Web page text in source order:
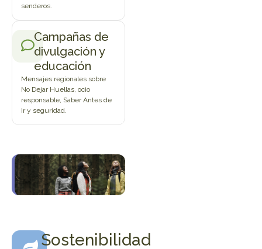
senderos.
Campañas de
divulgación y
educación
Mensajes regionales sobre
No Dejar Huellas, ocio
responsable, Saber Antes de
Ir y seguridad.
Sostenibilidad